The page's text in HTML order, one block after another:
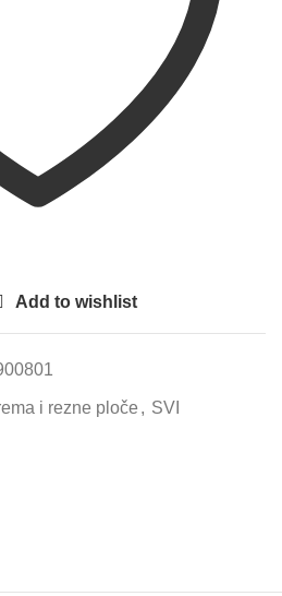
Add to wishlist
i rezne ploče , SVI